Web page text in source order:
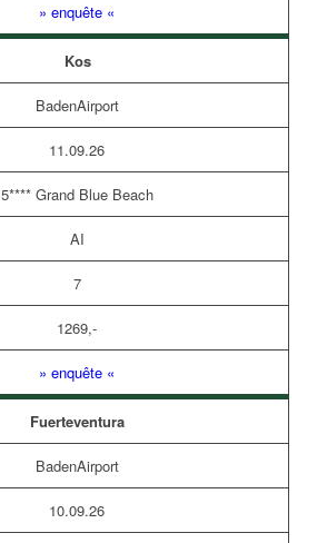
» enquête «
Kos
BadenAirport
11.09.26
5**** Grand Blue Beach
AI
7
1269,-
» enquête «
Fuerteventura
BadenAirport
10.09.26